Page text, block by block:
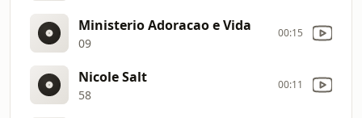
Ministerio Adoracao e Vida
09
00:15
Nicole Salt
58
00:11